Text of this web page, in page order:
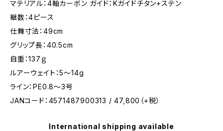
マテリアル：4軸カーボン ガイド：Kガイドチタン+ステン
継数：4ピース
仕舞寸法：49cm
グリップ長：40.5cm
自重：137ｇ
ルアーウェイト：5～14g
ライン：PE0.8～3号
JANコード：4571487900313 / 47,800（+税）
International shipping available